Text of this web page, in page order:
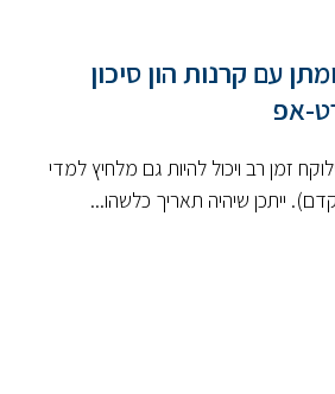
עם קרנות הון סיכון
אפ
זמן רב ויכול להיות גם מלחיץ למדי
ייתכן שיהיה תאריך כלשהו...